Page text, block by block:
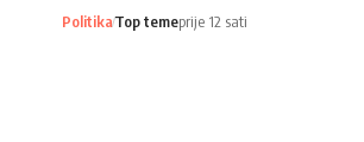
PolitikaTop temeprije 12 sati